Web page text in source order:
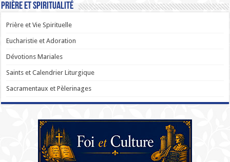
Prière et Spiritualité
Prière et Vie Spirituelle
Eucharistie et Adoration
Dévotions Mariales
Saints et Calendrier Liturgique
Sacramentaux et Pèlerinages